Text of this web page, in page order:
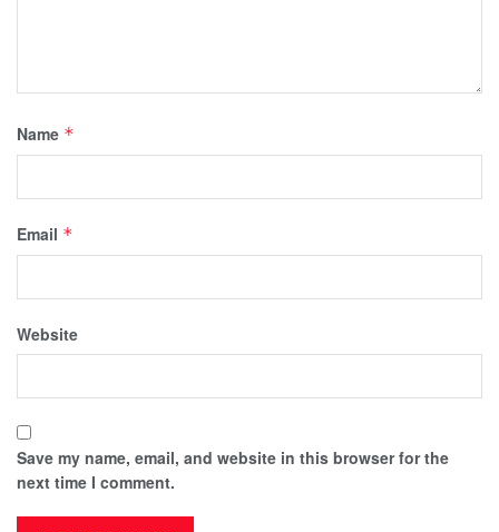
Name *
Email *
Website
Save my name, email, and website in this browser for the
next time I comment.